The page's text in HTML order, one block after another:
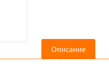
Описание